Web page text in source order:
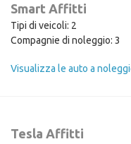
Smart Affitti
Tipi di veicoli: 2
Compagnie di noleggio: 3
Visualizza le auto a
Tesla Affitti